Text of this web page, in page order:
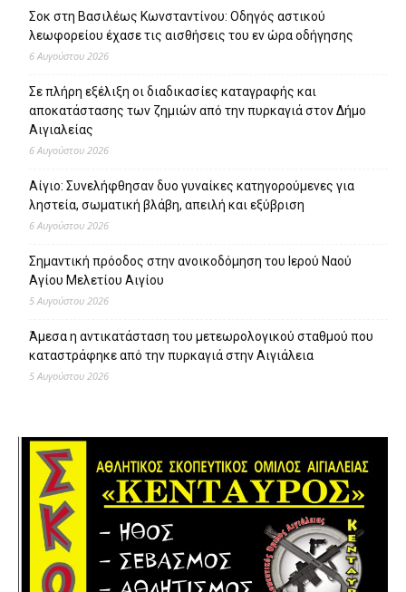
Σοκ στη Βασιλέως Κωνσταντίνου: Οδηγός αστικού
λεωφορείου έχασε τις αισθήσεις του εν ώρα οδήγησης
6 Αυγούστου 2026
Σε πλήρη εξέλιξη οι διαδικασίες καταγραφής και
αποκατάστασης των ζημιών από την πυρκαγιά στον Δήμο
Αιγιαλείας
6 Αυγούστου 2026
Αίγιο: Συνελήφθησαν δυο γυναίκες κατηγορούμενες για
ληστεία, σωματική βλάβη, απειλή και εξύβριση
6 Αυγούστου 2026
Σημαντική πρόοδος στην ανοικοδόμηση του Ιερού Ναού
Αγίου Μελετίου Αιγίου
5 Αυγούστου 2026
Άμεσα η αντικατάσταση του μετεωρολογικού σταθμού που
καταστράφηκε από την πυρκαγιά στην Αιγιάλεια
5 Αυγούστου 2026